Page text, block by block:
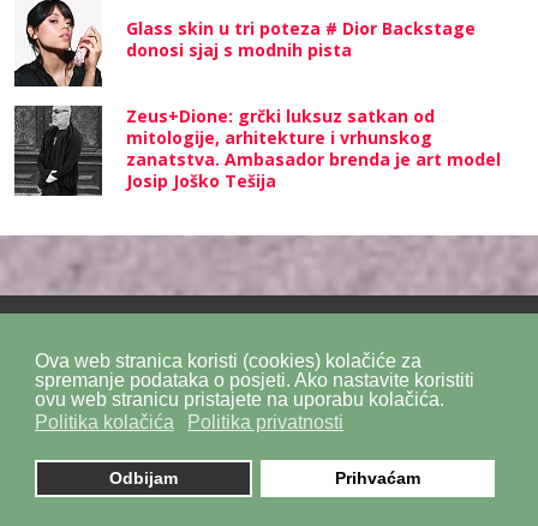
Ova web stranica koristi (cookies) kolačiće za
spremanje podataka o posjeti. Ako nastavite koristiti
ovu web stranicu pristajete na uporabu kolačića.
Politika kolačića
Politika privatnosti
Odbijam Prihvaćam
Glass skin u tri poteza # Dior Backstage
donosi sjaj s modnih pista
Zeus+Dione: grčki luksuz satkan od
mitologije, arhitekture i vrhunskog
zanatstva. Ambasador brenda je art model
Josip Joško Tešija
Politika privatnosti Politika kolačića SiteMap
Impressum Kontakt DPZ Consulting
© 2026. byznaor.com